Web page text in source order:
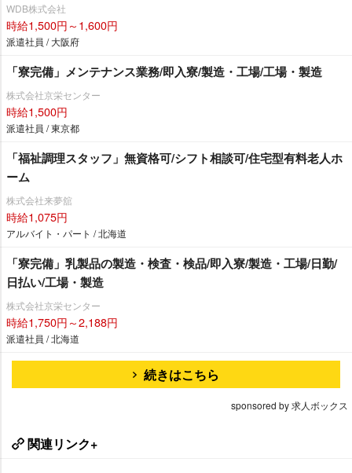
WDB株式会社
時給1,500円～1,600円
派遣社員 / 大阪府
「寮完備」メンテナンス業務/即入寮/製造・工場/工場・製造
株式会社京栄センター
時給1,500円
派遣社員 / 東京都
「福祉調理スタッフ」無資格可/シフト相談可/住宅型有料老人ホ
ーム
株式会社来夢舘
時給1,075円
アルバイト・パート / 北海道
「寮完備」乳製品の製造・検査・検品/即入寮/製造・工場/日勤/
日払い/工場・製造
株式会社京栄センター
時給1,750円～2,188円
派遣社員 / 北海道
続きはこちら
sponsored by 求人ボックス
関連リンク+